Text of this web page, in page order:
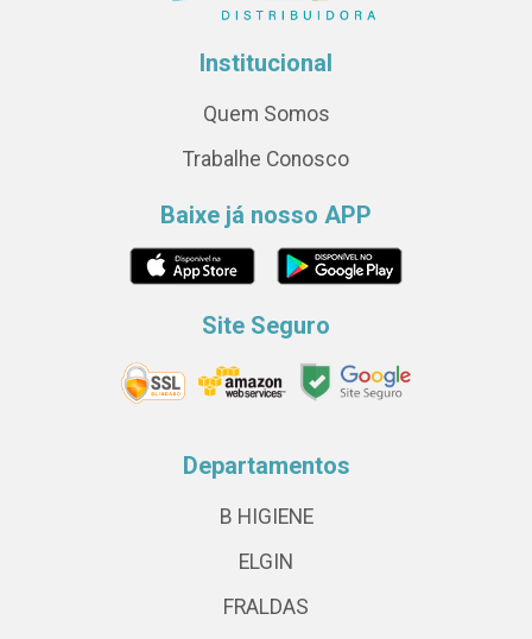
Institucional
Quem Somos
Trabalhe Conosco
Baixe já nosso APP
Site Seguro
Departamentos
B HIGIENE
ELGIN
FRALDAS